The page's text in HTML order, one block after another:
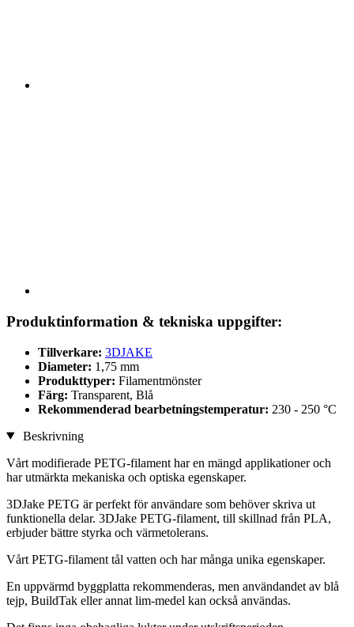
Produktinformation & tekniska uppgifter:
Tillverkare: 3DJAKE
Diameter: 1,75 mm
Produkttyper: Filamentmönster
Färg: Transparent, Blå
Rekommenderad bearbetningstemperatur: 230 - 250 °C
Beskrivning
Vårt modifierade PETG-filament har en mängd applikationer och
har utmärkta mekaniska och optiska egenskaper.
3DJake PETG är perfekt för användare som behöver skriva ut
funktionella delar. 3DJake PETG-filament, till skillnad från PLA,
erbjuder bättre styrka och värmetolerans.
Vårt PETG-filament tål vatten och har många unika egenskaper.
En uppvärmd byggplatta rekommenderas, men användandet av blå
tejp, BuildTak eller annat lim-medel kan också användas.